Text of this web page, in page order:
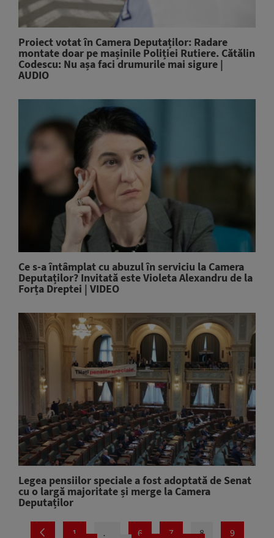
Proiect votat în Camera Deputaților: Radare
montate doar pe mașinile Poliției Rutiere. Cătălin
Codescu: Nu așa faci drumurile mai sigure |
AUDIO
Ce s-a întâmplat cu abuzul în serviciu la Camera
Deputaților? Invitată este Violeta Alexandru de la
Forța Dreptei | VIDEO
Legea pensiilor speciale a fost adoptată de Senat
cu o largă majoritate și merge la Camera
Deputaților
1 … 6 7 8
9